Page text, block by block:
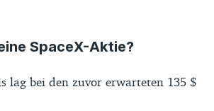
SpaceX-Aktie?
lag bei den zuvor erwarteten 135 $